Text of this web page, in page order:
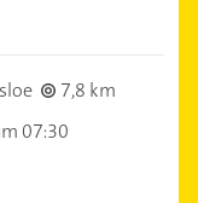
7,8 km
07:30